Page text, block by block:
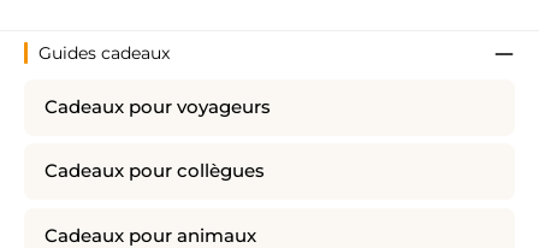
Guides cadeaux
Cadeaux pour voyageurs
Cadeaux pour collègues
Cadeaux pour animaux